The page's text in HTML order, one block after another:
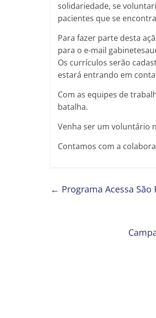
solidariedade, se
pacientes que se
Para fazer parte desta
para o e-mail
Os currículos serão
estará entrando em
Com as equipes de
batalha.
Venha ser um voluntário
Contamos com a
← Programa Acessa